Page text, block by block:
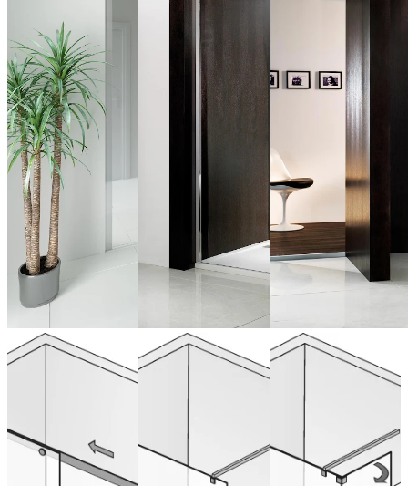
Walk In K2P
coulissante, 2
éléments
Walk In
Atelier®
Paroi frontale
Atelier®
Paroi frontale
avec élément